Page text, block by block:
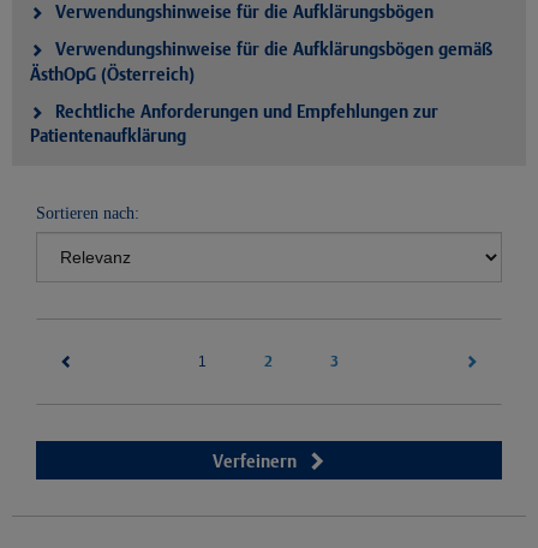
Verwendungshinweise für die Aufklärungsbögen
Verwendungshinweise für die Aufklärungsbögen gemäß
ÄsthOpG (Österreich)
Rechtliche Anforderungen und Empfehlungen zur
Patientenaufklärung
Sortieren nach:
1 2 3
Verfeinern